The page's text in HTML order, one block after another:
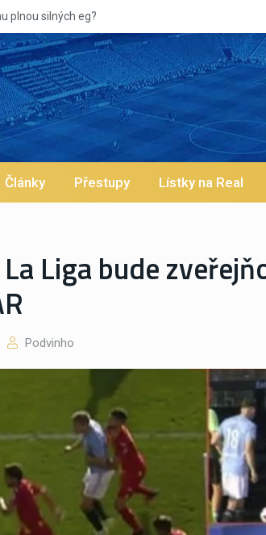
plnou silných eg?
Články Přestupy Lístky na Real
Liga bude
Podvinho